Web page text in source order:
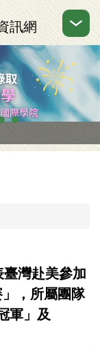
訊網
灣赴美參加
，所屬團隊
軍」及